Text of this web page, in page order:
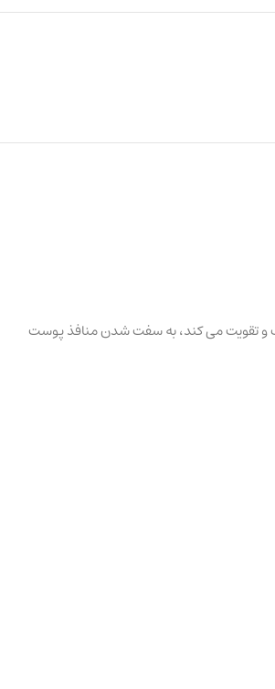
و تقویت می کند، به سفت شدن منافذ پوست